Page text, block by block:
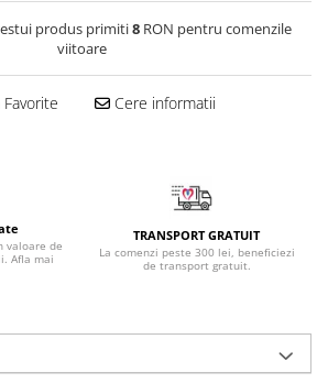
produs primiti8RON pentru comenzile
viitoare
Cere informatii
valoare de
Afla mai
TRANSPORT GRATUIT
La comenzi peste 300 lei, beneficiezi
de transport gratuit.